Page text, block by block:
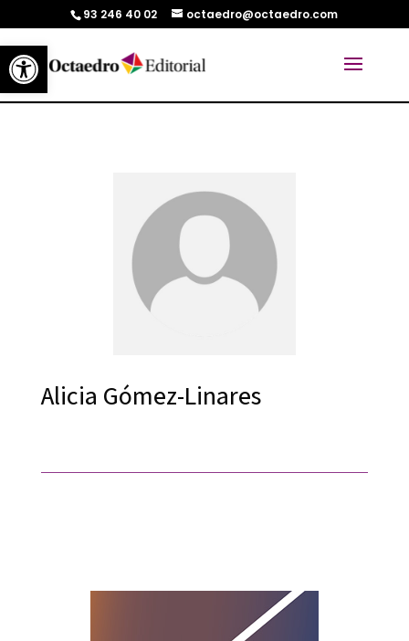
Abrir barra de herramientas
93 246 40 02 octaedro@octaedro.com
Alicia Gómez-Linares